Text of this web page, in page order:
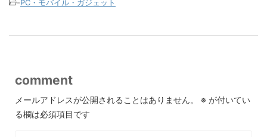
-PC・モバイル・ガジェット
comment
メールアドレスが公開されることはありません。 ※ が付いてい
る欄は必須項目です